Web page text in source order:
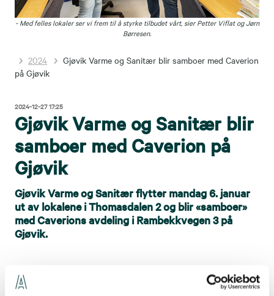
- Med felles lokaler ser vi frem til å styrke tilbudet vårt, sier Petter Viflat og Jørn
Børresen.
2024
Gjøvik Varme og Sanitær blir samboer med Caverion
på Gjøvik
2024-12-27 17:25
Gjøvik Varme og Sanitær blir
samboer med Caverion på
Gjøvik
Gjøvik Varme og Sanitær flytter mandag 6. januar
ut av lokalene i Thomasdalen 2 og blir «samboer»
med Caverions avdeling i Rambekkvegen 3 på
Gjøvik.
LEVERANSE
Rør